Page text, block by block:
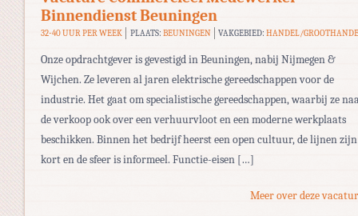
Binnendienst Beuningen
32-40 UUR PER WEEK PLAATS: BEUNINGEN VAKGEBIED:HANDEL/
Onze opdrachtgever is gevestigd in Beuningen, nabij Nijmegen &
Wijchen. Ze leveren al jaren elektrische gereedschappen voor de
industrie. Het gaat om specialistische gereedschappen, waarbij ze
de verkoop ook over een verhuurvloot en een moderne werkplaats
beschikken. Binnen het bedrijf heerst een open cultuur, de lijnen zijn
kort en de sfeer is informeel. Functie-eisen […]
Meer over deze